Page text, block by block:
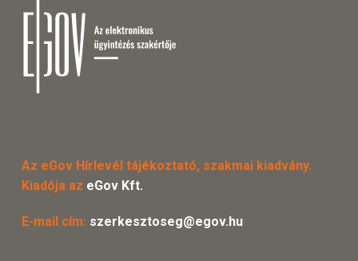
Az eGov Hírlevél tájékoztató, szakmai kiadvány.
Kiadója az eGov Kft.
E-mail cím: szerkesztoseg@egov.hu